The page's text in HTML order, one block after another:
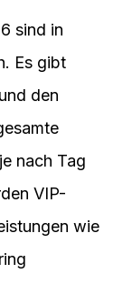
sind in
Es gibt
den
nach Tag
VIP-
wie